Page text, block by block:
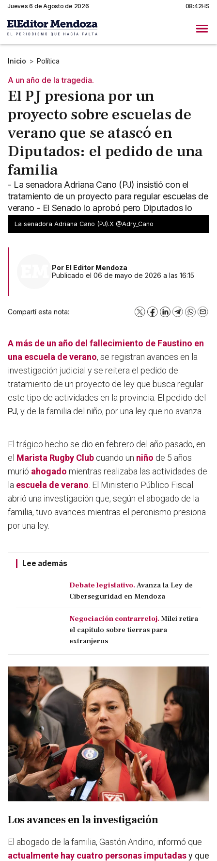
Jueves 6 de Agosto de 2026 08:42HS
Inicio > Política
A un año de la tragedia.
El PJ presiona por un
proyecto sobre escuelas de
verano que se atascó en
Diputados: el pedido de una
familia
- La senadora Adriana Cano (PJ) insistió con el
tratamiento de un proyecto para regular escuelas de
verano - El Senado lo aprobó pero Diputados lo
durmió
La senadora Adriana Cano (PJ).X @Adry_Cano
Por El Editor Mendoza
Publicado el 06 de mayo de 2026 a las 16:15
Compartí esta nota: X Facebook
LinkedInTelegram
A más de un año del fallecimiento de Faustino en
una escuela de verano, se registran avances en la
investigación judicial y se reitera el pedido de
tratamiento de un proyecto de ley que busca regular
este tipo de actividades en la provincia. El pedido del
PJ, y de la familia del niño, por una ley que no avanza.
El trágico hecho se dio en febrero del año pasado, en
el Marista Rugby Club cuando un niño de 5 años
murió ahogado mientras realizaba las actividades de
la escuela de verano . El Ministerio Público Fiscal
abrió una investigación que, según el abogado de la
familia, tuvo avances mientras el peronismo presiona
por una ley.
Lee además
Debate legislativo.Avanza la Ley de
Ciberseguridad en Mendoza
Negociación contrarreloj. Milei retira
el capítulo sobre tierras para
extranjeros
Los avances en la investigación
El abogado de la familia, Gastón Andino, informó que
actualmente hay cuatro personas imputadasy que